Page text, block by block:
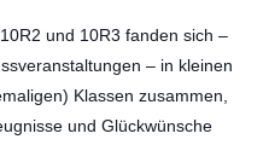
und 10R3 fanden sich –
– in kleinen
Klassen zusammen,
und Glückwünsche